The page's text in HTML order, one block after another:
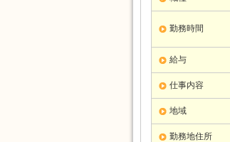
勤務時間
給与
仕事内容
地域
勤務地住所